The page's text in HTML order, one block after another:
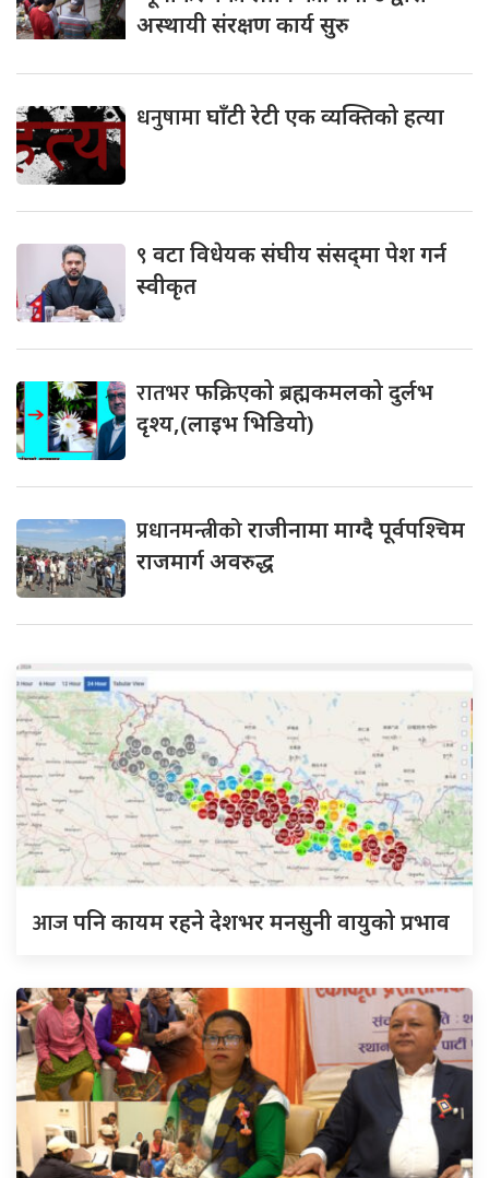
अस्थायी संरक्षण कार्य सुरु
धनुषामाघाँटी रेटी एक व्यक्तिको हत्या
९ वटा विधेयक संघीय संसद्‌मा पेश गर्न
स्वीकृत
रातभरफक्रिएको ब्रह्मकमलको दुर्लभ
दृश्य,(लाइभ भिडियो)
प्रधानमन्त्रीकोराजीनामा माग्दै पूर्वपश्चिम
राजमार्ग अवरुद्ध
आजपनि कायम रहने देशभर मनसुनी वायुको प्रभाव